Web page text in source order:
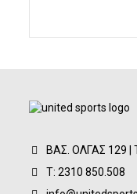
ΒΑΣ. ΟΛΓΑΣ 129 |
Τ: 2310 850.508